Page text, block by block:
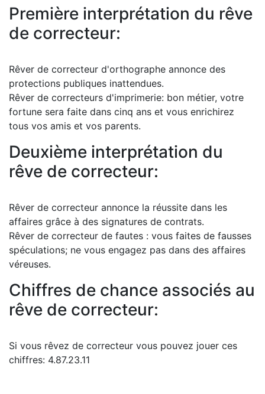
Première interprétation du rêve
de correcteur:
Rêver de correcteur d'orthographe annonce des
protections publiques inattendues.
Rêver de correcteurs d'imprimerie: bon métier, votre
fortune sera faite dans cinq ans et vous enrichirez
tous vos amis et vos parents.
Deuxième interprétation du
rêve de correcteur:
Rêver de correcteur annonce la réussite dans les
affaires grâce à des signatures de contrats.
Rêver de correcteur de fautes : vous faites de fausses
spéculations; ne vous engagez pas dans des affaires
véreuses.
Chiffres de chance associés au
rêve de correcteur:
Si vous rêvez de correcteur vous pouvez jouer ces
chiffres: 4.87.23.11